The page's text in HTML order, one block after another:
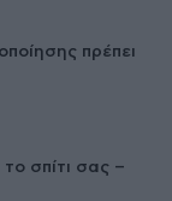
πρέπει
σπίτι σας –